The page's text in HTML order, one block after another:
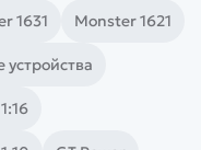
1631 Monster 1621